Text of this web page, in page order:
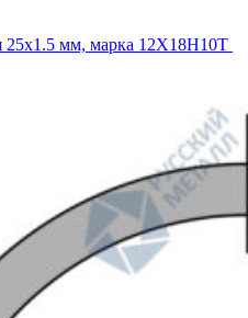
25х1.5 мм, марка 12Х18Н10Т